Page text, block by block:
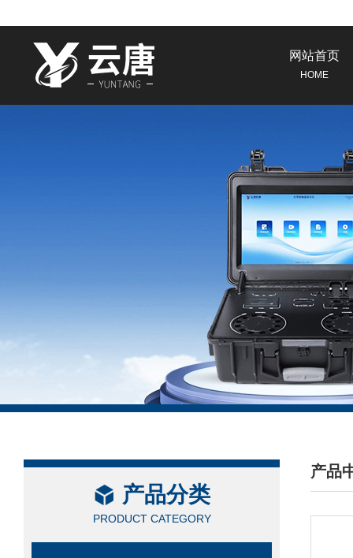
网站首页
HOME
产品分类
PRODUCT CATEGORY
产品
/